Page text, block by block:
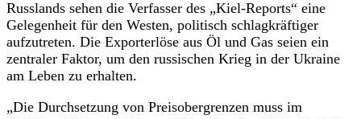
Russlands sehen die Verfasser des „Kiel-Reports“ eine
Gelegenheit für den Westen, politisch schlagkräftiger
aufzutreten. Die Exporterlöse aus Öl und Gas seien ein
zentraler Faktor, um den russischen Krieg in der Ukraine
am Leben zu erhalten.
„Die Durchsetzung von Preisobergrenzen muss im